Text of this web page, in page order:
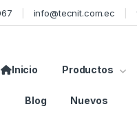
info@tecnit.com.ec
Inicio Productos
Blog Nuevos